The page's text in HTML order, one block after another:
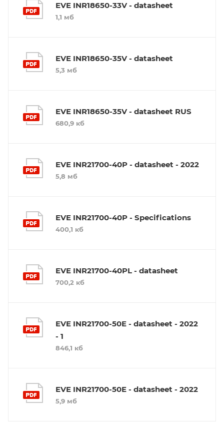
EVE INR18650-33V - datasheet
1,1 мб
EVE INR18650-35V - datasheet
5,3 мб
EVE INR18650-35V - datasheet RUS
680,9 кб
EVE INR21700-40P - datasheet - 2022
5,8 мб
EVE INR21700-40P - Specifications
400,1 кб
EVE INR21700-40PL - datasheet
700,2 кб
EVE INR21700-50E - datasheet - 2022
- 1
846,1 кб
EVE INR21700-50E - datasheet - 2022
5,9 мб